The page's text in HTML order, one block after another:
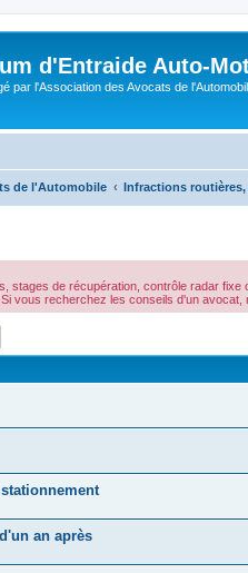
d'Entraide Auto-
par l'Association des Avocats de
de l'Automobile Infractions
stages de récupération, contrôle radar fixe
vous recherchez les conseils d'un
an après